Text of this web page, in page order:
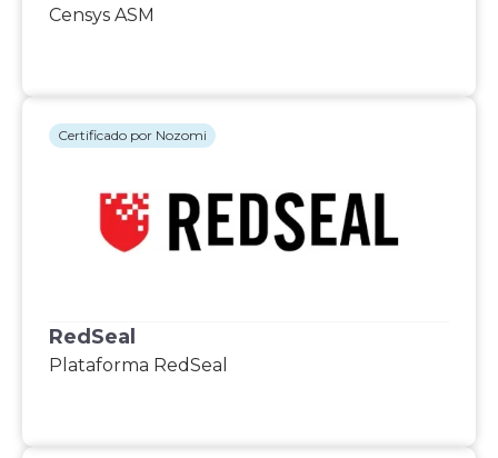
Censys ASM
RedSeal
Plataforma RedSeal
Certificado por Nozomi